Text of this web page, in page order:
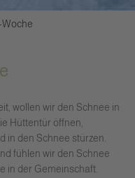
wollen wir den Schnee in
Hüttentür öffnen,
in den Schnee stürzen.
fühlen wir den Schnee
in der Gemeinschaft.